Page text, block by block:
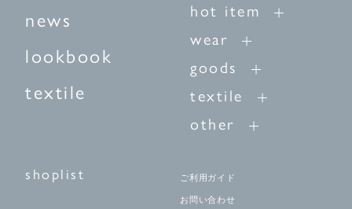
news
lookbook
textile
hot item
wear
goods
textile
other
shoplist ご利用ガイド
お問い合わせ